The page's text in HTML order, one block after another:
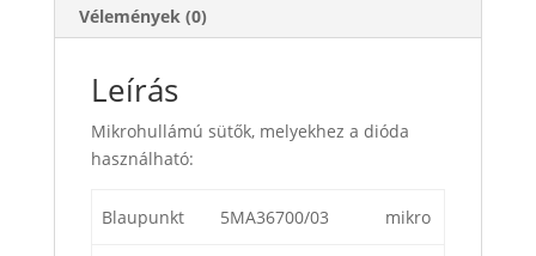
Vélemények (0)
Leírás
Mikrohullámú sütők, melyekhez a dióda
használható:
Blaupunkt 5MA36700/03 mikro